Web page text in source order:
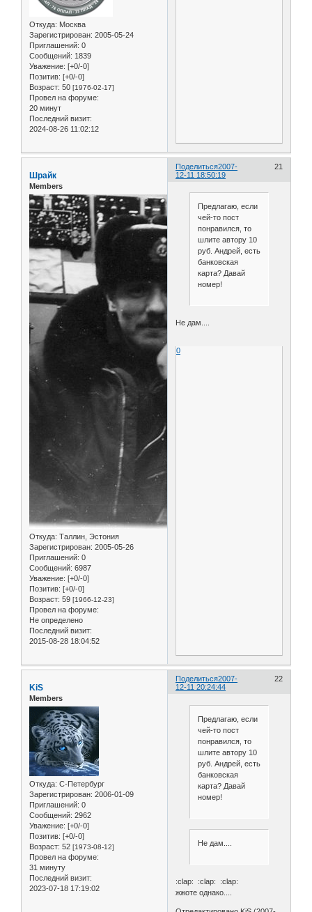
Откуда: Москва
Зарегистрирован: 2005-05-24
Приглашений: 0
Сообщений: 1839
Уважение: [+0/-0]
Позитив: [+0/-0]
Возраст: 50 [1976-02-17]
Провел на форуме:
20 минут
Последний визит:
2024-08-26 11:02:12
Поделиться 21
2007-
12-11 18:50:19
Шрайк
Members
Откуда: Таллин, Эстония
Зарегистрирован: 2005-05-26
Приглашений: 0
Сообщений: 6987
Уважение: [+0/-0]
Позитив: [+0/-0]
Возраст: 59 [1966-12-23]
Провел на форуме:
Не определено
Последний визит:
2015-08-28 18:04:52
Предлагаю, если
чей-то пост
понравился, то
шлите автору 10
руб. Андрей, есть
банковская
карта? Давай
номер!
Не дам....
0
Поделиться 22
2007-
12-11 20:24:44
KiS
Members
Откуда: С-Петербург
Зарегистрирован: 2006-01-09
Приглашений: 0
Сообщений: 2962
Уважение: [+0/-0]
Позитив: [+0/-0]
Возраст: 52 [1973-08-12]
Провел на форуме:
31 минуту
Последний визит:
2023-07-18 17:19:02
Предлагаю, если
чей-то пост
понравился, то
шлите автору 10
руб. Андрей, есть
банковская
карта? Давай
номер!
Не дам....
:clap: :clap: :clap:
жжоте однако....